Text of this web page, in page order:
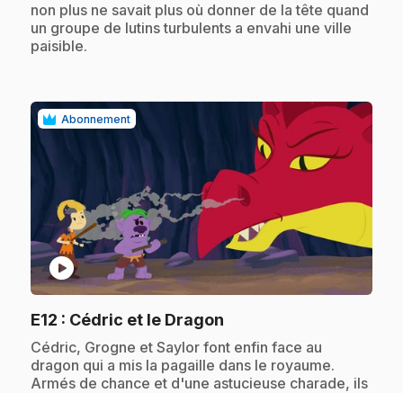
non plus ne savait plus où donner de la tête quand
un groupe de lutins turbulents a envahi une ville
paisible.
Abonnement
play_circle
E12 : Cédric et le Dragon
.Cédric, Grogne et Saylor font enfin face au
dragon qui a mis la pagaille dans le royaume.
Armés de chance et d'une astucieuse charade, ils